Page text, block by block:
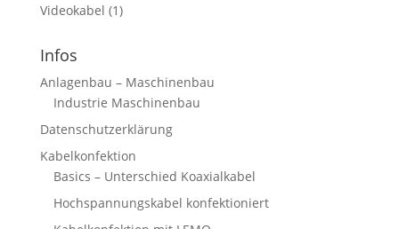
Videokabel (1)
Infos
Anlagenbau – Maschinenbau
Industrie Maschinenbau
Datenschutzerklärung
Kabelkonfektion
Basics – Unterschied Koaxialkabel
Hochspannungskabel konfektioniert